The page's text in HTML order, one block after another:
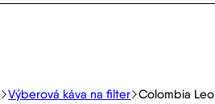
Výberová káva na filter Colombia